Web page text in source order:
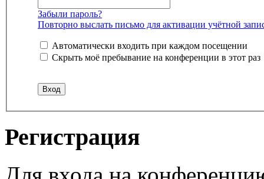
Забыли пароль?
Повторно выслать письмо для активации учётной
Автоматически входить при каждом посещении
Скрыть моё пребывание на конференции в этот раз
Регистрация